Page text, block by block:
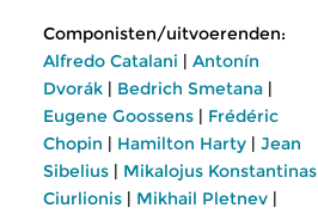
Componisten/uitvoerenden:
Alfredo Catalani | Antonín
Dvorák | Bedrich Smetana |
Eugene Goossens | Frédéric
Chopin | Hamilton Harty | Jean
Sibelius | Mikalojus Konstantinas
Ciurlionis | Mikhail Pletnev |